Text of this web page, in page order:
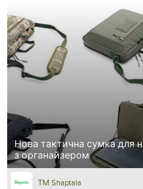
Нова тактична сумка для
з органайзером
ТМ Shaptala